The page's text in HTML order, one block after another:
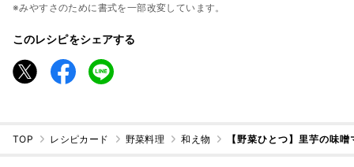
※みやすさのために書式を一部改変しています。
このレシピをシェアする
TOP レシピカード 野菜料理 和え物 【野菜ひとつ】里芋の味